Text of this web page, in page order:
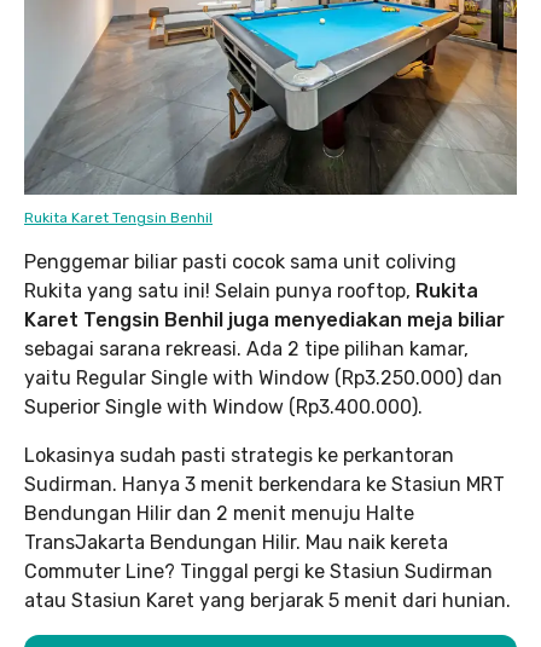
Rukita Karet Tengsin Benhil
Penggemar biliar pasti cocok sama unit coliving
Rukita yang satu ini! Selain punya rooftop, Rukita
Karet Tengsin Benhil juga menyediakan meja biliar
sebagai sarana rekreasi. Ada 2 tipe pilihan kamar,
yaitu Regular Single with Window (Rp3.250.000) dan
Superior Single with Window (Rp3.400.000).
Lokasinya sudah pasti strategis ke perkantoran
Sudirman. Hanya 3 menit berkendara ke Stasiun MRT
Bendungan Hilir dan 2 menit menuju Halte
TransJakarta Bendungan Hilir. Mau naik kereta
Commuter Line? Tinggal pergi ke Stasiun Sudirman
atau Stasiun Karet yang berjarak 5 menit dari hunian.